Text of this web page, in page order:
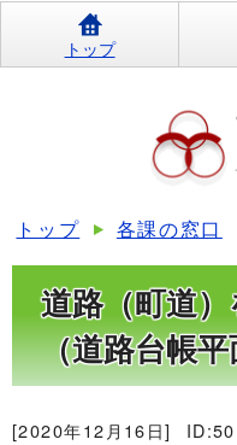
トップ
トップ 各課の窓口
道路（町道
（道路台帳
[2020年12月16日] ID:50